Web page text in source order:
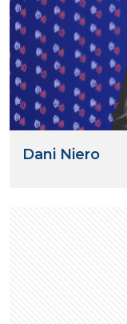
Dani Niero